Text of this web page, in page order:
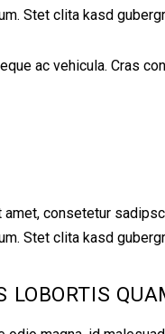
Stet clita kasd
ac vehicula. Cras
consetetur
Stet clita kasd
LOBORTIS